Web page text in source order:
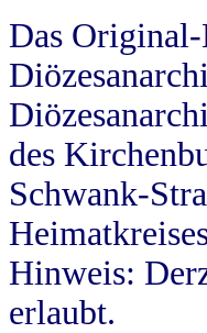
Das
des
Schwank-
Hinweis:
erlaubt.